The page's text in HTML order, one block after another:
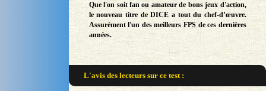
Que l'on soit fan ou amateur de bons jeux d'action,
le nouveau titre de DICE a tout du chef-d’œuvre.
Assurément l'un des meilleurs FPS de ces dernières
années.
L'avis des lecteurs surce test :